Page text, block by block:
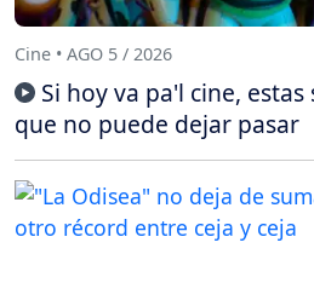
Cine • AGO 5 / 2026
Si hoy va pa'l cine,
que no puede dejar pasar